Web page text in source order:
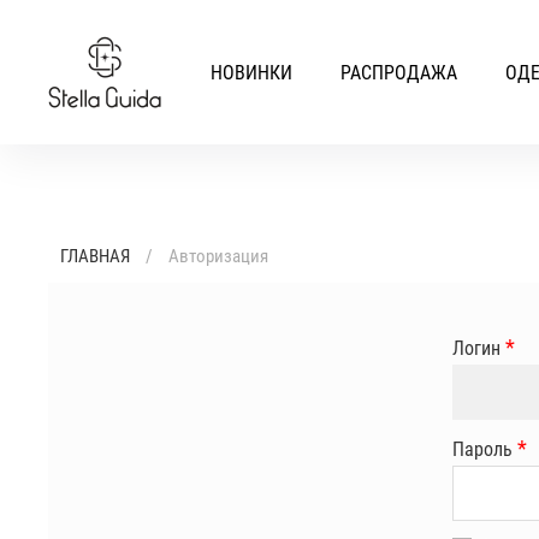
НОВИНКИ РАСПРОДАЖА
ГЛАВНАЯ Авторизация
Логин *
Пароль *